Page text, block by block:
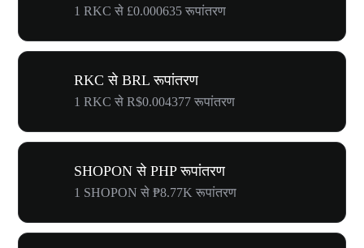
1 RKC से £0.000635 रूपांतरण
RKC से BRL रूपांतरण
1 RKC से R$0.004377 रूपांतरण
SHOPON से PHP रूपांतरण
1 SHOPON से ₱8.77K रूपांतरण